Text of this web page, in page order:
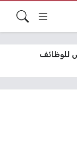
للوظائف